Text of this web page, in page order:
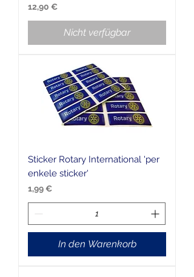
Preis
12,90 €
Nicht verfügbar
Sticker Rotary International 'per
enkele sticker'
Preis
1,99 €
In den Warenkorb